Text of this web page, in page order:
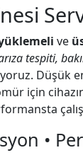
ve
tespiti,
Düşük
için
•